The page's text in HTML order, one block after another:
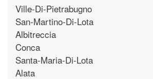
Ville-Di-Pietrabugno
San-Martino-Di-Lota
Albitreccia
Conca
Santa-Maria-Di-Lota
Alata